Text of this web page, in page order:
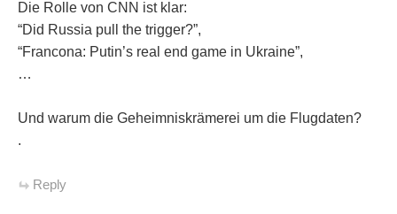
Die Rolle von CNN ist klar:
“Did Russia pull the trigger?”,
“Francona: Putin’s real end game in Ukraine”,
…
Und warum die Geheimniskrämerei um die Flugdaten?
.
Reply